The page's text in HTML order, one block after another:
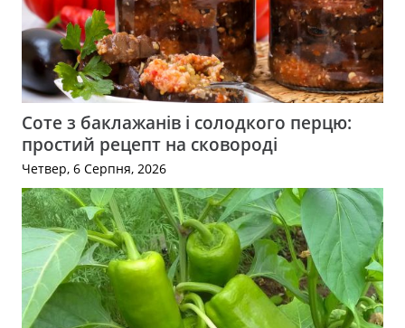
Соте з баклажанів і солодкого перцю:
простий рецепт на сковороді
Четвер, 6 Серпня, 2026